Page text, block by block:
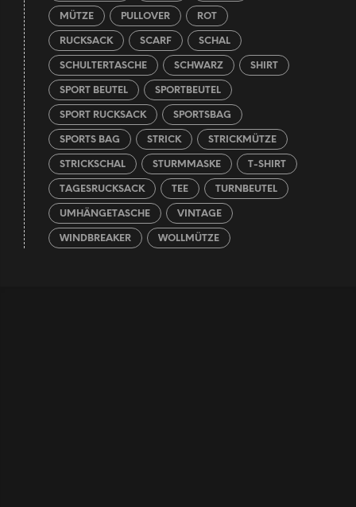
MÜTZE PULLOVER ROT
RUCKSACK SCARF SCHAL
SCHULTERTASCHE SCHWARZ SHIRT
SPORT BEUTEL SPORTBEUTEL
SPORT RUCKSACK SPORTSBAG
SPORTS BAG STRICK STRICKMÜTZE
STRICKSCHAL STURMMASKE T-SHIRT
TAGESRUCKSACK TEE TURNBEUTEL
UMHÄNGETASCHE VINTAGE
WINDBREAKER WOLLMÜTZE